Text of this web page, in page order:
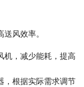
风效率。
机，减少能耗，提高
，根据实际需求调节